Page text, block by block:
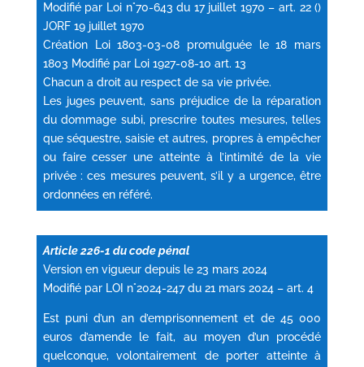
Modifié par Loi n°70-643 du 17 juillet 1970 – art. 22 ()
JORF 19 juillet 1970
Création Loi 1803-03-08 promulguée le 18 mars
1803 Modifié par Loi 1927-08-10 art. 13
Chacun a droit au respect de sa vie privée.
Les juges peuvent, sans préjudice de la réparation
du dommage subi, prescrire toutes mesures, telles
que séquestre, saisie et autres, propres à empêcher
ou faire cesser une atteinte à l’intimité de la vie
privée : ces mesures peuvent, s’il y a urgence, être
ordonnées en référé.
Article 226-1 du code pénal
Version en vigueur depuis le 23 mars 2024
Modifié par LOI n°2024-247 du 21 mars 2024 – art. 4
Est puni d’un an d’emprisonnement et de 45 000
euros d’amende le fait, au moyen d’un procédé
quelconque, volontairement de porter atteinte à